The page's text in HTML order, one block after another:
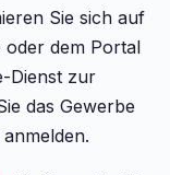
Sie sich auf
oder dem Portal
Dienst zur
das Gewerbe